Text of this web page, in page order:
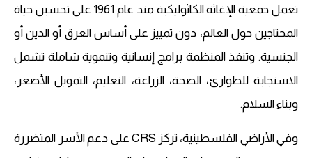
تعمل جمعية الإغاثة الكاثوليكية منذ عام 1961 على تحسين حياة
المحتاجين حول العالم، دون تمييز على أساس العرق أو الدين أو
الجنسية. وتنفذ المنظمة برامج إنسانية وتنموية شاملة تشمل
الاستجابة للطوارئ، الصحة، الزراعة، التعليم، التمويل الأصغر،
وبناء السلام.
وفي الأراضي الفلسطينية، تركز CRS على دعم الأسر المتضررة